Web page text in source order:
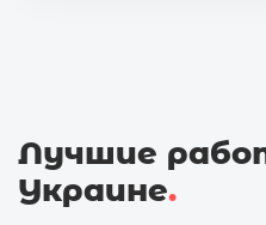
Лучшие
Украине.